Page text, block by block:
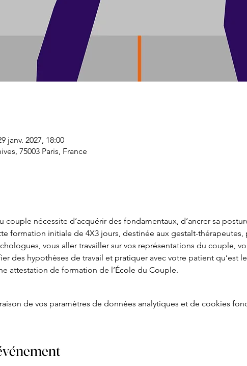
janv. 2027, 18:00
75003 Paris, France
couple nécessite d’acquérir des fondamentaux, d’ancrer sa
formation initiale de 4X3 jours, destinée aux gestalt-thérapeutes,
vous aller travailler sur vos représentations du couple,
des hypothèses de travail et pratiquer avec votre patient qu’est
attestation de formation de l’École du Couple.
de vos paramètres de données analytiques et de cookies